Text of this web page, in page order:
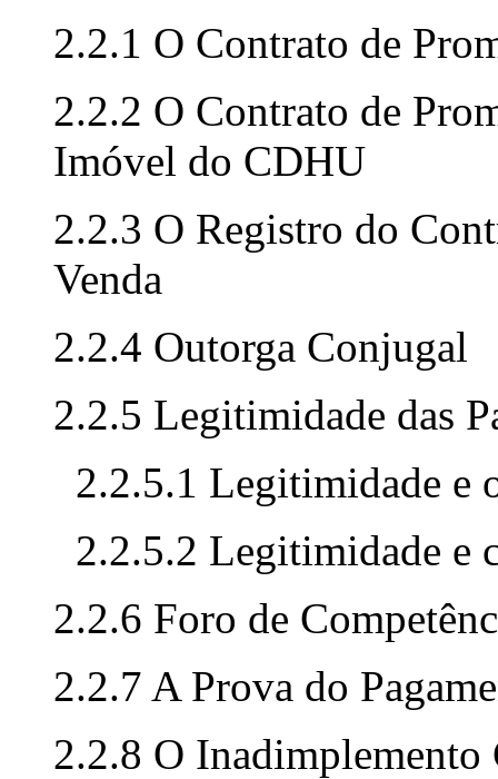
2.2.1 O Contrato de
2.2.2 O Contrato de
Imóvel do CDHU
2.2.3 O Registro do
Venda
2.2.4 Outorga Conjugal
2.2.5 Legitimidade das
2.2.5.1 Legitimidade e
2.2.5.2 Legitimidade e
2.2.6 Foro de
2.2.7 A Prova do
2.2.8 O